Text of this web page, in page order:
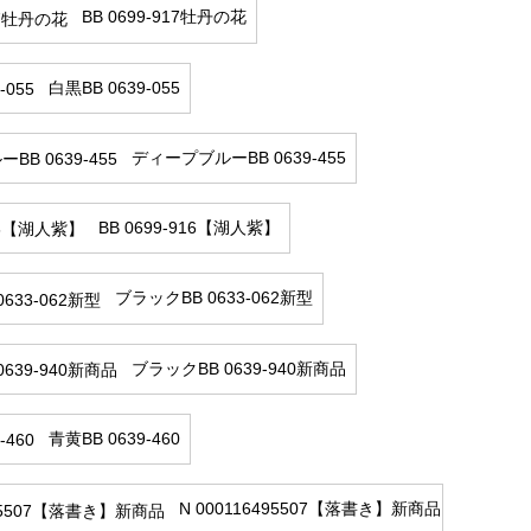
BB 0699-917牡丹の花
白黒BB 0639-055
ディープブルーBB 0639-455
BB 0699-916【湖人紫】
ブラックBB 0633-062新型
ブラックBB 0639-940新商品
青黄BB 0639-460
N 000116495507【落書き】新商品